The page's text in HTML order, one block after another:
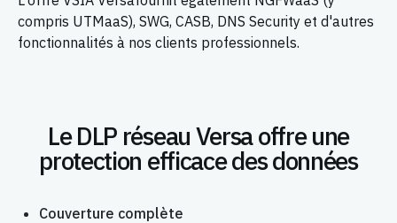
compris UTMaaS), SWG, CASB, DNS Security et d'autres
fonctionnalités à nos clients professionnels.
Le DLP réseau Versa offre une
protection efficace des données
Couverture complète